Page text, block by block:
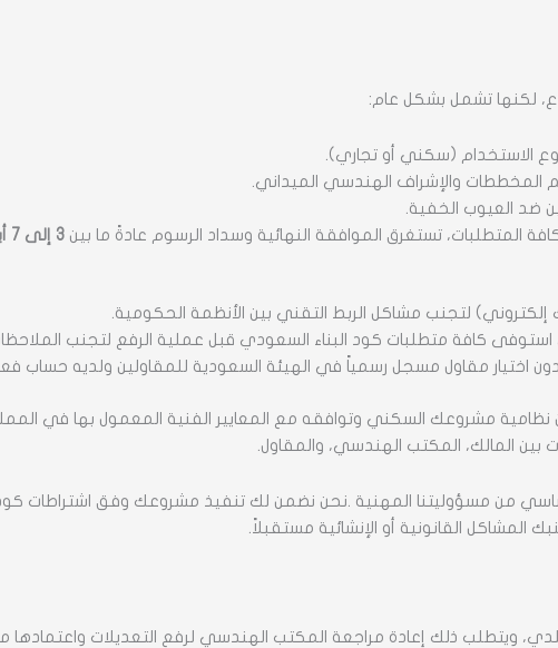
لكنها تشمل بشكل عام:
الاستخدام (سكني أو تجاري).
والإشراف الهندسي الميداني.
ضد العيوب الخفية.
المتطلبات، تستغرق الموافقة النهائية وسداد الرسوم عادةً ما بين3 إلى 7 أيام عمل
لتجنب مشاكل الربط التقني بين الأنظمة الحكومية.
كافة متطلبات كود البناء السعودي قبل عملية الرفع لتجنب
دون اختيار مقاول مسجل رسمياً في الهيئة السعودية للمقاولين ولديه حساب
نظامية مشروعك السكني وتوافقه مع المعايير الفنية المعمول بها في
بين المالك، المكتب الهندسي، والمقاول.
من مسؤوليتنا المهنية .نحن نضمن لك تنفيذ مشروعك وفق اشتراطات
القانونية أو الإنشائية مستقبلاً.
ويتطلب ذلك إعادة مراجعة المكتب الهندسي لرفع التعديلات واعتمادها